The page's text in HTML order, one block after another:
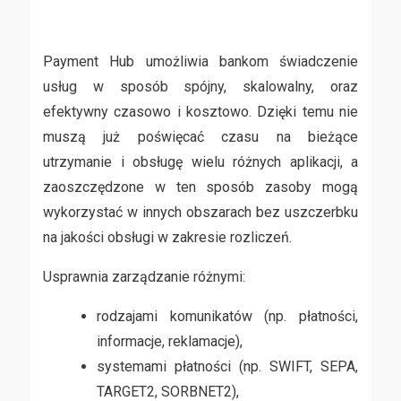
Payment Hub umożliwia bankom świadczenie
usług w sposób spójny, skalowalny, oraz
efektywny czasowo i kosztowo. Dzięki temu nie
muszą już poświęcać czasu na bieżące
utrzymanie i obsługę wielu różnych aplikacji, a
zaoszczędzone w ten sposób zasoby mogą
wykorzystać w innych obszarach bez uszczerbku
na jakości obsługi w zakresie rozliczeń.
Usprawnia zarządzanie różnymi:
rodzajami komunikatów (np. płatności,
informacje, reklamacje),
systemami płatności (np. SWIFT, SEPA,
TARGET2, SORBNET2),